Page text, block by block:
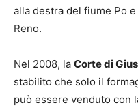
alla destra del fiume Po
Reno.
Nel 2008, la Corte di
stabilito che solo il
può essere venduto con